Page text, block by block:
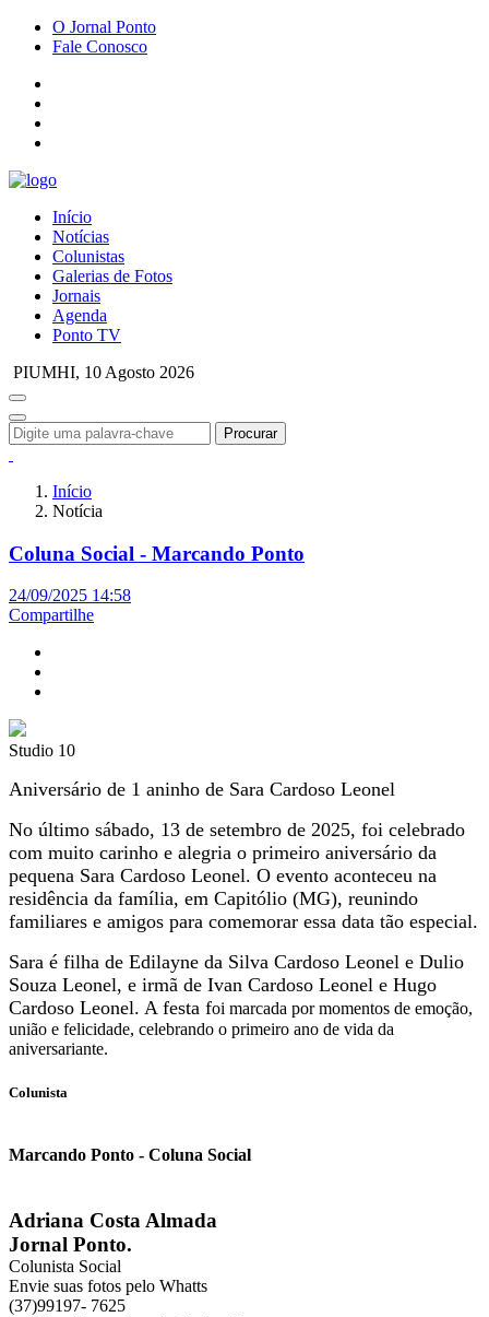
O Jornal Ponto
Fale Conosco
Início
Notícias
Colunistas
Galerias de Fotos
Jornais
Agenda
Ponto TV
PIUMHI, 10 Agosto 2026
Procurar
Início
Notícia
Coluna Social - Marcando Ponto
24/09/2025 14:58
Compartilhe
Studio 10
Aniversário de 1 aninho de Sara Cardoso Leonel
No último sábado, 13 de setembro de 2025, foi celebrado
com muito carinho e alegria o primeiro aniversário da
pequena Sara Cardoso Leonel. O evento aconteceu na
residência da família, em Capitólio (MG), reunindo
familiares e amigos para comemorar essa data tão especial.
Sara é filha de Edilayne da Silva Cardoso Leonel e Dulio
Souza Leonel, e irmã de Ivan Cardoso Leonel e Hugo
Cardoso Leonel. A festa foi marcada por momentos de emoção,
união e felicidade, celebrando o primeiro ano de vida da
aniversariante.
Colunista
Marcando Ponto - Coluna Social
Adriana Costa Almada
Jornal Ponto.
Colunista Social
Envie suas fotos pelo Whatts
(37)99197- 7625